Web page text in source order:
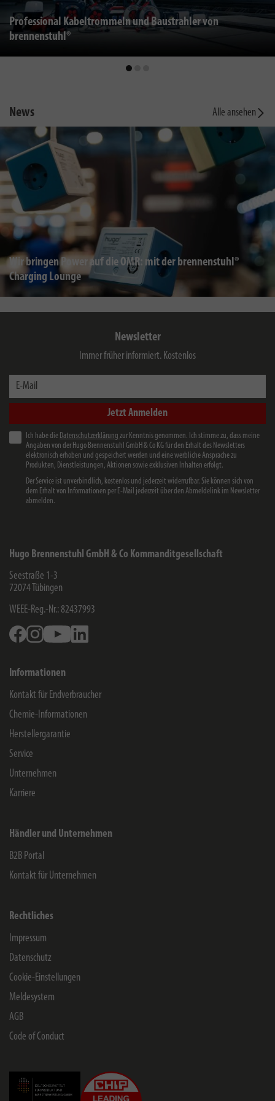
Professional Kabeltrommeln und Baustrahler von
brennenstuhl®
News Alle ansehen
Wir bringen Power auf die OMR: mit der brennenstuhl®
Charging Lounge
Newsletter
Immer früher informiert. Kostenlos
E-Mail
Jetzt Anmelden
Ich habe die Datenschutzerklärung zur Kenntnis genommen. Ich stimme zu, dass meine
Angaben von der Hugo Brennenstuhl GmbH & Co KG für den Erhalt des Newsletters
elektronisch erhoben und gespeichert werden und eine werbliche Ansprache zu
Produkten, Dienstleistungen, Aktionen sowie exklusiven Inhalten erfolgt.
Der Service ist unverbindlich, kostenlos und jederzeit widerrufbar. Sie können sich von
dem Erhalt von Informationen per E-Mail jederzeit über den Abmeldelink im Newsletter
abmelden.
Hugo Brennenstuhl GmbH & Co Kommanditgesellschaft
Seestraße 1-3
72074 Tübingen
WEEE-Reg.-Nr.: 82437993
FacebookInstagramYoutube
Informationen
Kontakt für Endverbraucher
Chemie-Informationen
Herstellergarantie
Service
Unternehmen
Karriere
Händler und Unternehmen
B2B Portal
Kontakt für Unternehmen
Rechtliches
Impressum
Datenschutz
Cookie-Einstellungen
Meldesystem
AGB
Code of Conduct